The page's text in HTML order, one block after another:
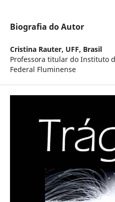
Biografia do Autor
Cristina Rauter, UFF, Brasil
Professora titular do Instituto
Federal Fluminense